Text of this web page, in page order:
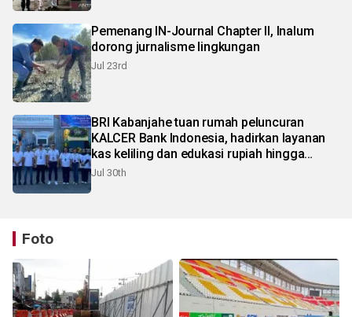
Pemenang IN-Journal Chapter II, Inalum
dorong jurnalisme lingkungan
Jul 23rd
BRI Kabanjahe tuan rumah peluncuran
KALCER Bank Indonesia, hadirkan layanan
kas keliling dan edukasi rupiah hingga
pelosok Karo
Jul 30th
Foto